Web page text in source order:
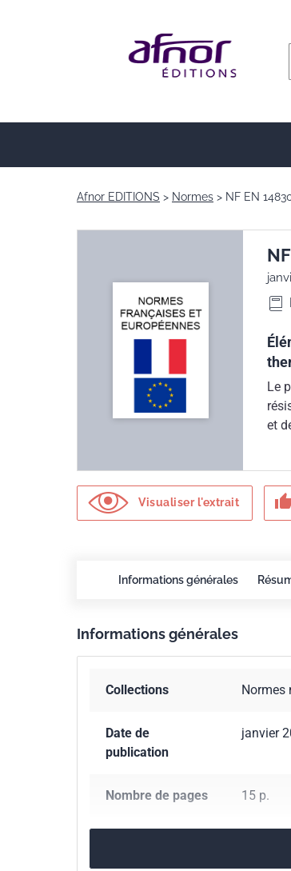
Afnor EDITIONS Normes NF EN
Le
et
Visualiser l'extrait
Informations générales
Informations générales
Collections
Date de
publication
janvier
Nombre de pages 15 p.